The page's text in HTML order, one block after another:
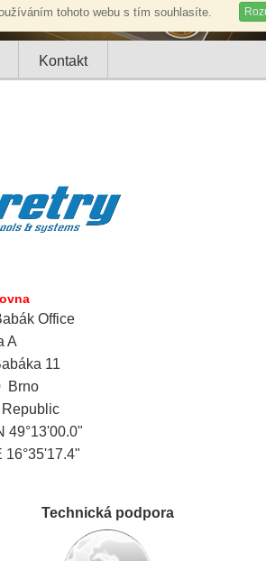
tohoto webu s tím souhlasíte.
Kontakt
Office
A
11
Brno
49°13'00.0"
Technická podpora